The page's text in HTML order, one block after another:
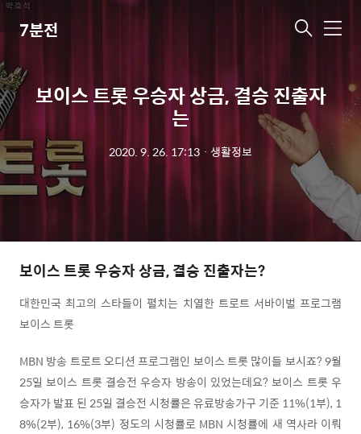
7분전 메
보이스 트롯 우승자 상금, 결승 진출자
는
2020. 9. 26. 17:13 ㆍ 생활정보
보이스 트롯 우승자 상금, 결승 진출자는?
대한민국 최고의 스타들이 펼치는 치열한 트로트 서바이벌 프로그램
보이스 트롯
MBN 방송 트로트 오디션 프로그램인 보이스 트롯 많이들 보시죠? 9월
25일 보이스 트롯 결승전 우승자 방송이 있었는데요? 보이스 트롯 우
승자가 발표 된 25일 결승전 시청률은 유료방송가구 기준 11%(1부), 1
8%(2부), 16%(3부) 정도의 시청률로 MBN 시청률에 새 역사라 이뤄